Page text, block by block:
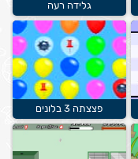
גלידה רעה
פצצתה 3 בלונים